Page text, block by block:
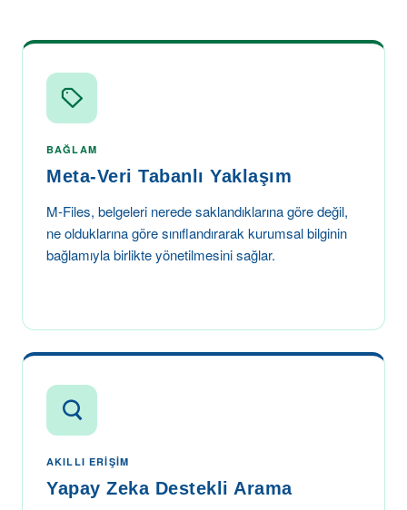
BAĞLAM
Meta-Veri Tabanlı Yaklaşım
M-Files, belgeleri nerede saklandıklarına göre değil,
ne olduklarına göre sınıflandırarak kurumsal bilginin
bağlamıyla birlikte yönetilmesini sağlar.
AKILLI ERIŞIM
Yapay Zeka Destekli Arama